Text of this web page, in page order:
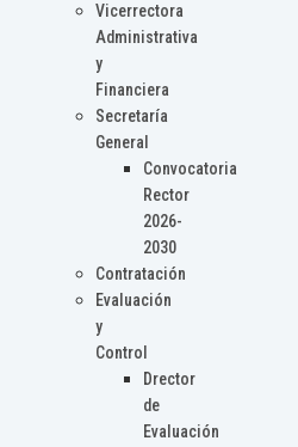
Vicerrectora
Administrativa
y
Financiera
Secretaría
General
Convocatoria
Rector
2026-
2030
Contratación
Evaluación
y
Control
Drector
de
Evaluación